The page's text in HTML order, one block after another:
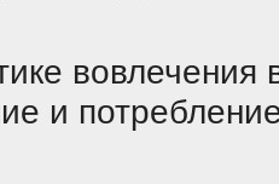
вовлечения
и